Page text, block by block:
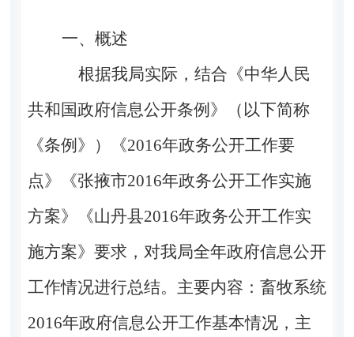
一、概述
根据我局实际，结合《中华人民
共和国政府信息公开条例》（以下简称
《条例》）《2016年政务公开工作要
点》《张掖市2016年政务公开工作实施
方案》《山丹县2016年政务公开工作实
施方案》要求，对我局全年政府信息公开
工作情况进行总结。主要内容：畜牧系统
2016年政府信息公开工作基本情况，主